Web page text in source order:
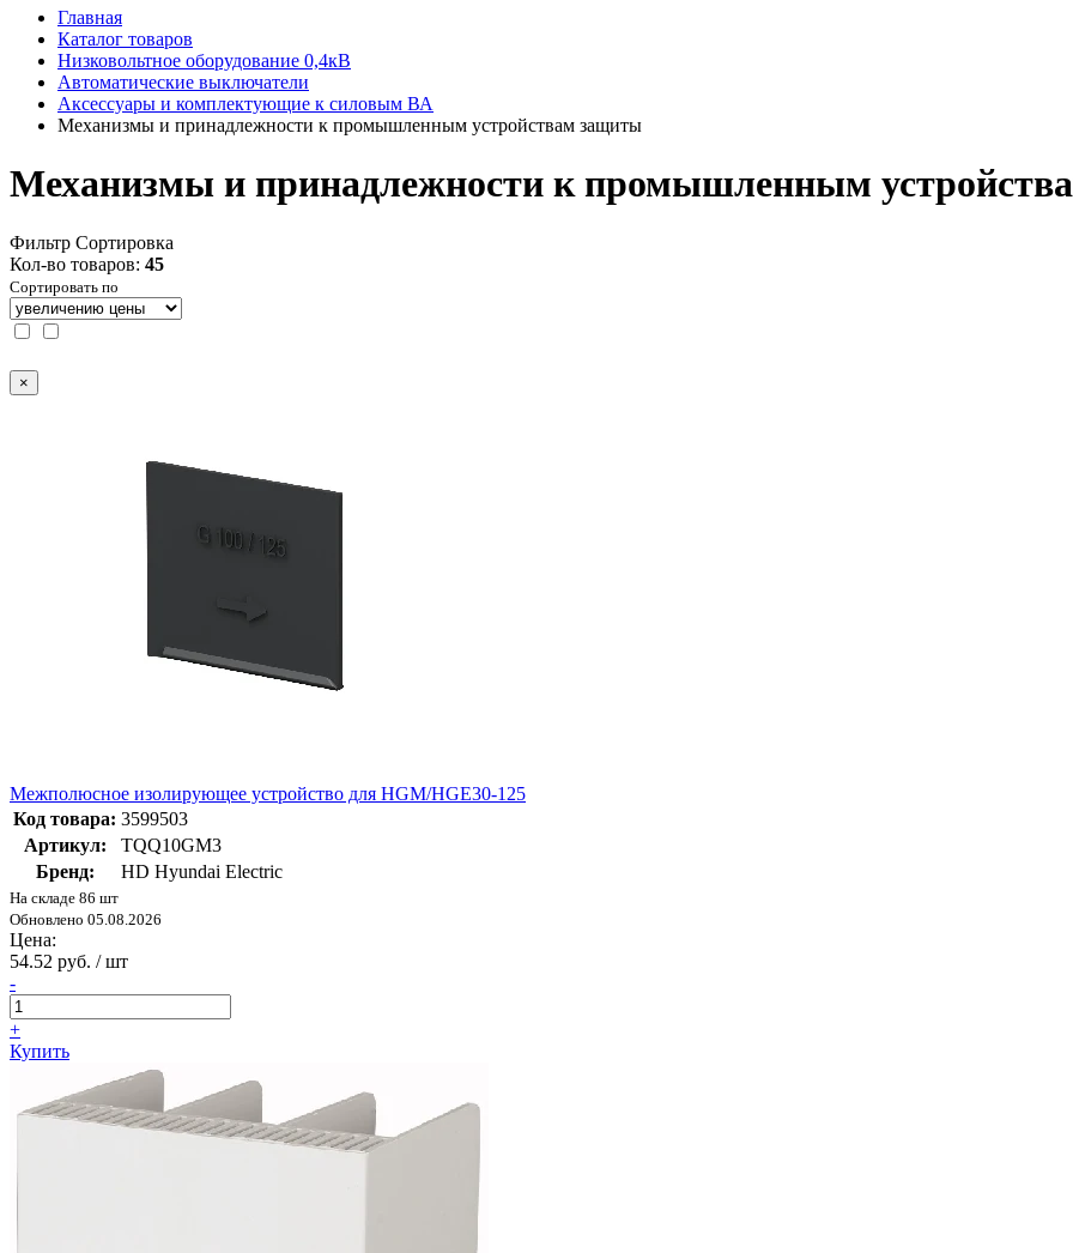
Главная
Каталог товаров
Низковольтное оборудование 0,4кВ
Автоматические выключатели
Аксессуары и комплектующие к силовым ВА
Механизмы и принадлежности к промышленным устройствам защиты
Механизмы и принадлежности к промышленным
Фильтр Сортировка
Кол-во товаров: 45
Сортировать по
×
Межполюсное изолирующее устройство для HGM/HGE30-125
Код товара: 3599503
Артикул:
TQQ10GM3
Бренд:
HD Hyundai Electric
На складе 86 шт
Обновлено 05.08.2026
Цена:
54.52 руб. / шт
-
+
Купить